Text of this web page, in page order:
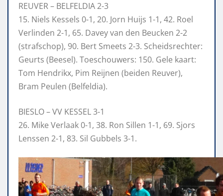
REUVER – BELFELDIA 2-3
15. Niels Kessels 0-1, 20. Jorn Huijs 1-1, 42. Roel
Verlinden 2-1, 65. Davey van den Beucken 2-2
(strafschop), 90. Bert Smeets 2-3. Scheidsrechter:
Geurts (Beesel). Toeschouwers: 150. Gele kaart:
Tom Hendrikx, Pim Reijnen (beiden Reuver),
Bram Peulen (Belfeldia).
BIESLO – VV KESSEL 3-1
26. Mike Verlaak 0-1, 38. Ron Sillen 1-1, 69. Sjors
Lenssen 2-1, 83. Sil Gubbels 3-1.